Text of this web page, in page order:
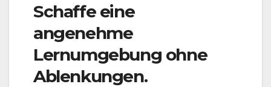
Schaffe eine
angenehme
Lernumgebung ohne
Ablenkungen.